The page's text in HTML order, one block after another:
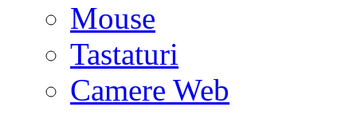
Mouse
Tastaturi
Camere Web